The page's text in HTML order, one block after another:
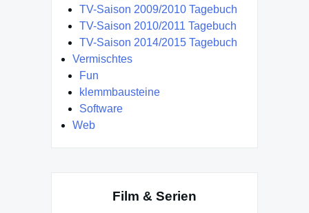
TV-Saison 2009/2010 Tagebuch
TV-Saison 2010/2011 Tagebuch
TV-Saison 2014/2015 Tagebuch
Vermischtes
Fun
klemmbausteine
Software
Web
Film & Serien